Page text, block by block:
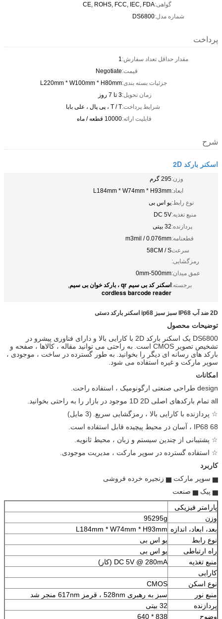
گواهی:CE, ROHS, FCC, IEC, FDA
شماره مدل:DS6800
پرداخت
مقدار حداقل تعداد سفارش:1
قیمت:Negotiate
جزئیات بسته بندی:L220mm * W100mm * H80mm
زمان تحویل:3 تا 7 روز
شرایط پرداخت:T / T ، پی پال ، علی بابا
قابلیت ارائه:10000 قطعه / ماه
شرح
اسکنر بارکد 2D
وزن:295 گرم
ابعاد:L184mm * W74mm * H93mm
نوع رابط:یو اس بی
منبع تغذیه:DC 5V
پردازنده:32 بیتی
قطعنامه:m3mil / 0.076mm
سرعت
رمزگشایی:
58CM / S
عمق میدان:0mm-500mm
برجسته:اسکنر کد بی سیم qr ، بارکد خوان بی سیم ,
cordless barcode reader
2D ضد آب IP68 سبز سبز ip68 اسکنر بارکد دستی
توضیحات محصول
DS6800 یک اسکنر بارکد 2D با کارایی بالا و دارای فناوری پیشرو در
تشخیص تصویر CMOS است.
به راحتی می توانید مقاله ، کالاها ، صفحه و
بارکد های رسانه ای دیگر را بخوانید.
به طور گسترده در ساخت ، موجودی ،
سوپر مارکت و غیره استفاده می شود.
امکانات
design طراحی صنعتی ارگونومیک ، استفاده راحت.
all تمام بارکدهای اصلی 1D 2D موجود در بازار را به راحتی بخوانید.
☆ پردازنده با کارایی بالا ، رمزگشایی سریع. (3 مایل)
68 IP68 ، آسان در محیط پیچیده قابل استفاده است.
☆ پشتیبانی از چندین سیستم و زبان ، محیط ثانویه.
☆ استفاده گسترده در سوپر مارکت ، مدیریت موجودی.
کاربرد
▅ سوپر مارکت ▅ زنجیره خرده فروشی
▅ پیک ▅ صنعت
پارامتر فیزیکی
وزن
95295g
بعد، ابعاد، اندازه L184mm * W74mm * H93mm
نوع رابط
یو اس بی
راه ارتباطی
یو اس بی
منبع تغذیه
DC 5V @ 280mA (کار)
کارایی
نوع اسکن
CMOS
منبع نور
سبز به رهبری 528nm ، قرمز 617nm منجر شد
پردازنده
32 بیتی
وضوح
838 * 640